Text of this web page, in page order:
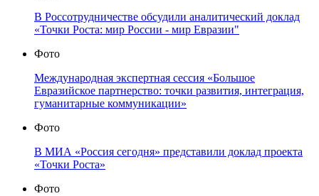
В Россотрудничестве обсудили аналитический доклад
«Точки Роста: мир России - мир Евразии"
Фото
Международная экспертная сессия «Большое
Евразийское партнерство: точки развития, интеграция,
гуманитарные коммуникации»
Фото
В МИА «Россия сегодня» представили доклад проекта
«Точки Роста»
Фото